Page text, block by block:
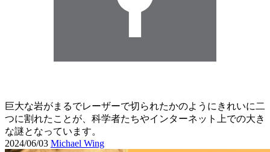
巨大な岩がまるでレーザーで切られたかのようにきれいに二
つに割れたことが、科学者たちやインターネット上での大き
な謎となっています。
2024/06/03 Michael Wing